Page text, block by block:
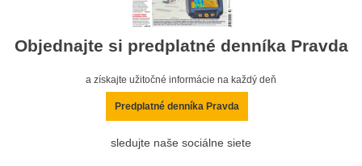
Objednajte si predplatné denníka Pravda
a získajte užitočné informácie na každý deň
Predplatné denníka Pravda
sledujte naše sociálne siete